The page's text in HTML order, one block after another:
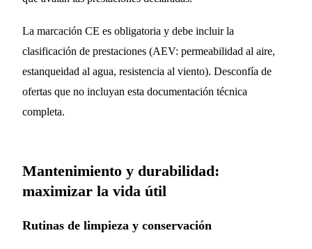
La marcación CE es obligatoria y debe incluir la
clasificación de prestaciones (AEV: permeabilidad al aire,
estanqueidad al agua, resistencia al viento). Desconfía de
ofertas que no incluyan esta documentación técnica
completa.
Mantenimiento y durabilidad:
maximizar la vida útil
Rutinas de limpieza y conservación